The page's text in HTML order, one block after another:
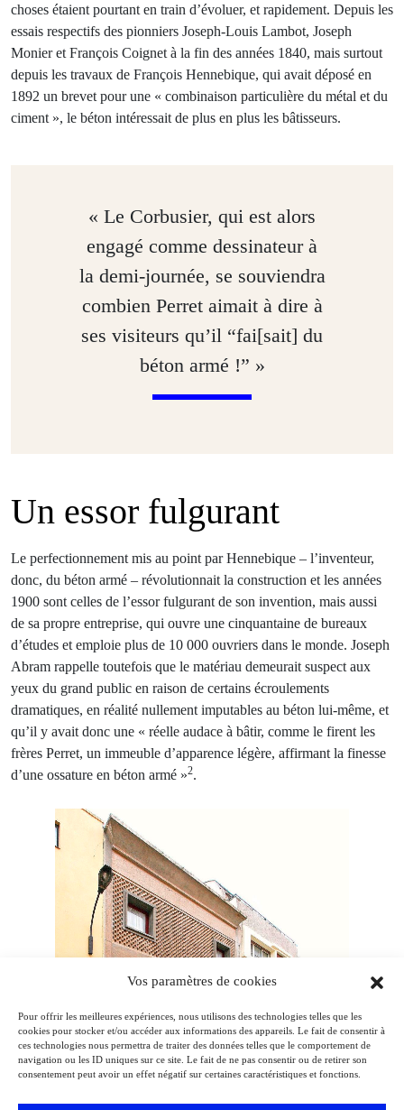
Vos paramètres de cookies
Pour offrir les meilleures expériences, nous utilisons des technologies telles que les
cookies pour stocker et/ou accéder aux informations des appareils. Le fait de consentir à
ces technologies nous permettra de traiter des données telles que le comportement de
navigation ou les ID uniques sur ce site. Le fait de ne pas consentir ou de retirer son
consentement peut avoir un effet négatif sur certaines caractéristiques et fonctions.
choses étaient pourtant en train d’évoluer, et rapidement. Depuis les
essais respectifs des pionniers Joseph-Louis Lambot, Joseph
Monier et François Coignet à la fin des années 1840, mais surtout
depuis les travaux de François Hennebique, qui avait déposé en
1892 un brevet pour une « combinaison particulière du métal et du
ciment », le béton intéressait de plus en plus les bâtisseurs.
« Le Corbusier, qui est alors
engagé comme dessinateur à
la demi-journée, se souviendra
combien Perret aimait à dire à
ses visiteurs qu’il “fai[sait] du
béton armé !” »
Un essor fulgurant
Le perfectionnement mis au point par Hennebique – l’inventeur,
donc, du béton armé – révolutionnait la construction et les années
1900 sont celles de l’essor fulgurant de son invention, mais aussi
de sa propre entreprise, qui ouvre une cinquantaine de bureaux
d’études et emploie plus de 10 000 ouvriers dans le monde. Joseph
Abram rappelle toutefois que le matériau demeurait suspect aux
yeux du grand public en raison de certains écroulements
dramatiques, en réalité nullement imputables au béton lui-même, et
qu’il y avait donc une « réelle audace à bâtir, comme le firent les
frères Perret, un immeuble d’apparence légère, affirmant la finesse
d’une ossature en béton armé »2.